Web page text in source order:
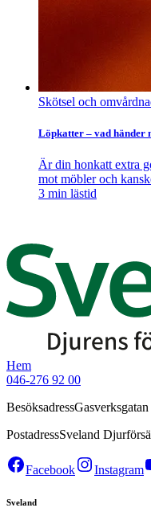
Skötsel och
Löpkatter – vad händer
Är din honkatt extra
mot möbler och
3 min lästid
Hem
046-276 92 00
Besöksadress
PostadressSveland
Facebook Instagram
Sveland